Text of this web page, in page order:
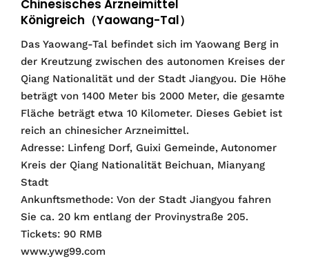
Chinesisches Arzneimittel
Königreich（Yaowang-Tal）
Das Yaowang-Tal befindet sich im Yaowang Berg in
der Kreutzung zwischen des autonomen Kreises der
Qiang Nationalität und der Stadt Jiangyou. Die Höhe
beträgt von 1400 Meter bis 2000 Meter, die gesamte
Fläche beträgt etwa 10 Kilometer. Dieses Gebiet ist
reich an chinesicher Arzneimittel.
Adresse: Linfeng Dorf, Guixi Gemeinde, Autonomer
Kreis der Qiang Nationalität Beichuan, Mianyang
Stadt
Ankunftsmethode: Von der Stadt Jiangyou fahren
Sie ca. 20 km entlang der Provinystraße 205.
Tickets: 90 RMB
www.ywg99.com